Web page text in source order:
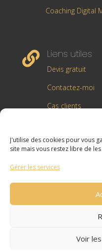
J'utilise des cookies pour vous
site mais vous restez libre de
Gérer les services
Voir
Coaching Digital
 Liens utiles
Devis gratuit
Contactez-moi
Cas clients
Rejoignez moi
© 2025 | AG